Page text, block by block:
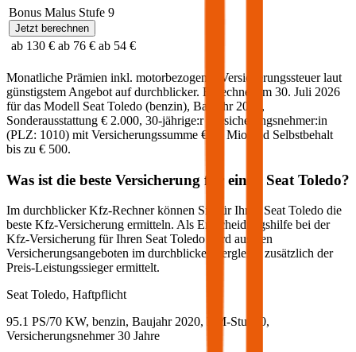
Bonus Malus Stufe 9
Jetzt berechnen
ab 130 € ab 76 € ab 54 €
Monatliche Prämien inkl. motorbezogener Versicherungssteuer laut
günstigstem Angebot auf durchblicker. Berechnet am 30. Juli 2026
für das Modell Seat Toledo (benzin), Baujahr 2020 ,
Sonderausstattung € 2.000, 30-jährige:rVersicherungsnehmer:in
(PLZ: 1010) mit Versicherungssumme € 20 Mio und Selbstbehalt
bis zu € 500.
Was ist die beste Versicherung für einen Seat Toledo?
Im durchblicker Kfz-Rechner können Sie für Ihren Seat Toledo die
beste Kfz-Versicherung ermitteln. Als Entscheidungshilfe bei der
Kfz-Versicherung für Ihren Seat Toledo wird aus den
Versicherungsangeboten im durchblicker Vergleich zusätzlich der
Preis-Leistungssieger ermittelt.
Seat Toledo, Haftpflicht
95.1 PS/70 KW, benzin, Baujahr 2020, BM-Stufe 0,
Versicherungsnehmer 30 Jahre